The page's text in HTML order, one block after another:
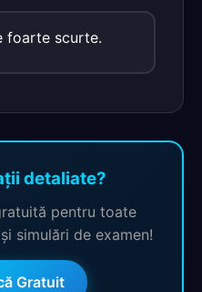
foarte scurte.
detaliate?
pentru toate
simulări de examen!
Gratuit